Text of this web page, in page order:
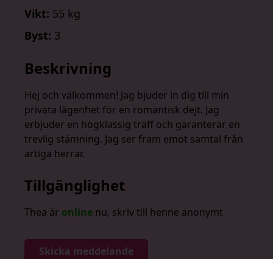
Vikt: 55 kg
Byst: 3
Beskrivning
Hej och välkommen! Jag bjuder in dig till min
privata lägenhet för en romantisk dejt. Jag
erbjuder en högklassig träff och garanterar en
trevlig stämning. Jag ser fram emot samtal från
artiga herrar.
Tillgänglighet
Thea är online nu, skriv till henne anonymt
Skicka meddelande